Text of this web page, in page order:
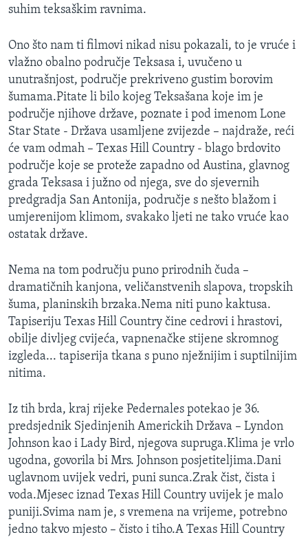
IZBJEGLIČKA STRANA
O GLASU AMERIKE
Learning English
PRATITE NAS
Jezici
suhim teksaškim ravnima.
Ono što nam ti filmovi nikad nisu pokazali, to je vruće i
vlažno obalno područje Teksasa i, uvučeno u
unutrašnjost, područje prekriveno gustim borovim
šumama.Pitate li bilo kojeg Teksašana koje im je
područje njihove države, poznate i pod imenom Lone
Star State - Država usamljene zvijezde – najdraže, reći
će vam odmah – Texas Hill Country - blago brdovito
područje koje se proteže zapadno od Austina, glavnog
grada Teksasa i južno od njega, sve do sjevernih
predgradja San Antonija, područje s nešto blažom i
umjerenijom klimom, svakako ljeti ne tako vruće kao
ostatak države.
Nema na tom području puno prirodnih čuda –
dramatičnih kanjona, veličanstvenih slapova, tropskih
šuma, planinskih brzaka.Nema niti puno kaktusa.
Tapiseriju Texas Hill Country čine cedrovi i hrastovi,
obilje divljeg cvijeća, vapnenačke stijene skromnog
izgleda... tapiserija tkana s puno nježnijim i suptilnijim
nitima.
Iz tih brda, kraj rijeke Pedernales potekao je 36.
predsjednik Sjedinjenih Americkih Država – Lyndon
Johnson kao i Lady Bird, njegova supruga.Klima je vrlo
ugodna, govorila bi Mrs. Johnson posjetiteljima.Dani
uglavnom uvijek vedri, puni sunca.Zrak čist, čista i
voda.Mjesec iznad Texas Hill Country uvijek je malo
puniji.Svima nam je, s vremena na vrijeme, potrebno
jedno takvo mjesto – čisto i tiho.A Texas Hill Country